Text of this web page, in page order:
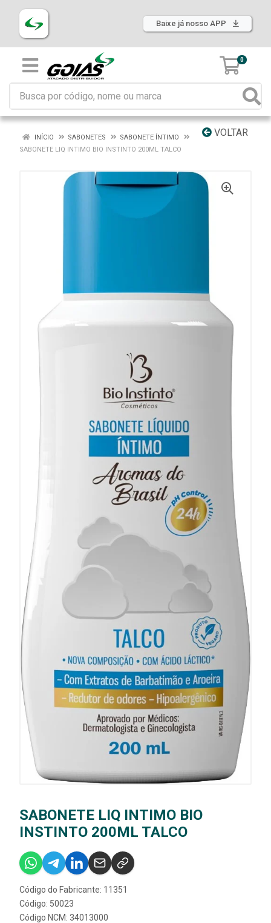
Baixe já nosso APP
0
VOLTAR
INÍCIO SABONETES
SABONETE ÍNTIMO
SABONETE LIQ INTIMO BIO INSTINTO 200ML TALCO
SABONETE LIQ INTIMO BIO
INSTINTO 200ML TALCO
Código do Fabricante: 11351
Código: 50023
Código NCM: 34013000